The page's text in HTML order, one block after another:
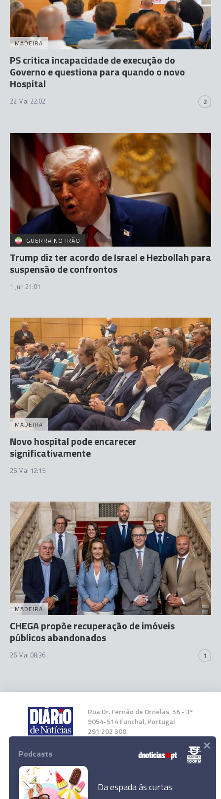
MADEIRA
PS critica incapacidade de execução do
Governo e questiona para quando o novo
Hospital
22 Mai 22:02 2
GUERRA NO IRÃO
Trump diz ter acordo de Israel e Hezbollah para
suspensão de confrontos
1 Jun 21:01
MADEIRA
Novo hospital pode encarecer
significativamente
26 Mai 12:15
MADEIRA
CHEGA propõe recuperação de imóveis
públicos abandonados
26 Mai 08:36 1
Rua Dr. Fernão de Ornelas, 56 - 3º
9054-514 Funchal, Portugal
291 202 300
Instale a nossa App
Podcasts
Da espada às curtas
×